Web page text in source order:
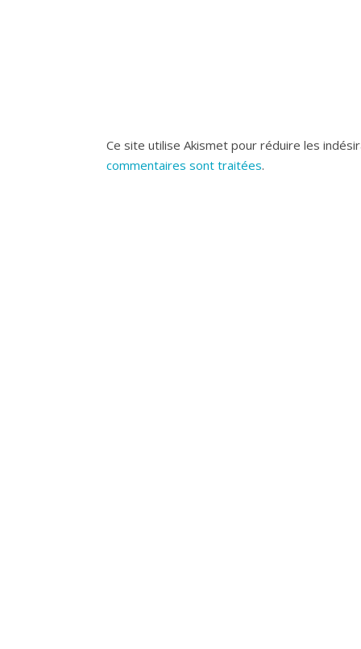
Ce site utilise Akismet pour réduire les
commentaires sont traitées.